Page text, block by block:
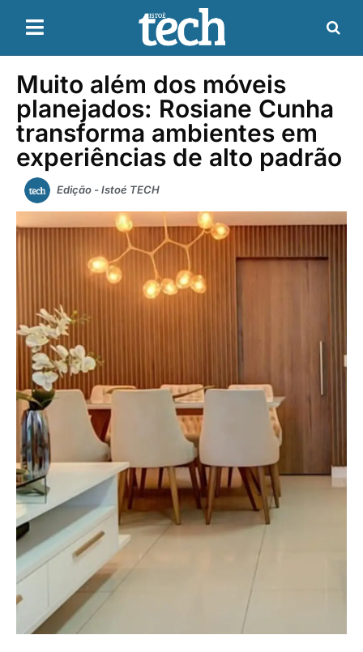
Muito além dos móveis
planejados: Rosiane Cunha
transforma ambientes em
experiências de alto padrão
Edição - Istoé TECH